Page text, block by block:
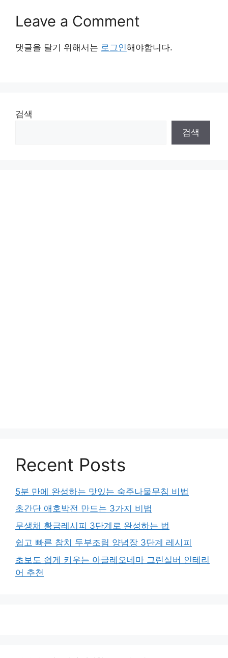
Leave a Comment
댓글을 달기 위해서는 로그인해야합니다.
검색
검색
Recent Posts
5분 만에 완성하는 맛있는 숙주나물무침 비법
초간단 애호박전 만드는 3가지 비법
무생채 황금레시피 3단계로 완성하는 법
쉽고 빠른 참치 두부조림 양념장 3단계 레시피
초보도 쉽게 키우는 아글레오네마 그린실버 인테리
어 추천